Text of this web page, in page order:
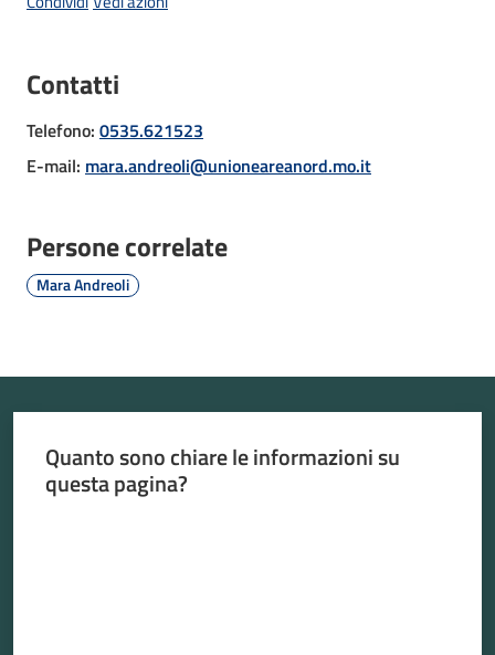
Comune
amministrativi
Albo
Sportello
telematico
Tutti
Contatti
Telefono: 0535.621523
E-mail: mara.andreoli@unioneareanord.mo.it
Persone correlate
Mara Andreoli
Quanto sono chiare le informazioni su
questa pagina?